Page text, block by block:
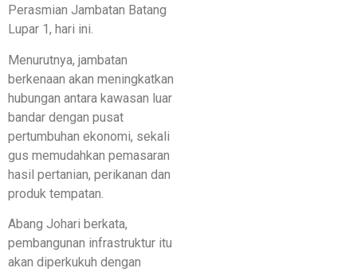
Perasmian Jambatan Batang
Lupar 1, hari ini.
Menurutnya, jambatan
berkenaan akan meningkatkan
hubungan antara kawasan luar
bandar dengan pusat
pertumbuhan ekonomi, sekali
gus memudahkan pemasaran
hasil pertanian, perikanan dan
produk tempatan.
Abang Johari berkata,
pembangunan infrastruktur itu
akan diperkukuh dengan